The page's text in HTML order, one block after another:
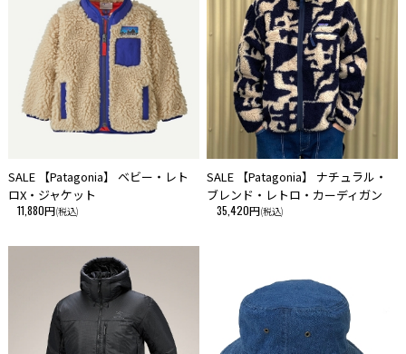
SALE 【Patagonia】 ベビー・レト
ロX・ジャケット
11,880円(税込)
SALE 【Patagonia】 ナチュラル・
ブレンド・レトロ・カーディガン
35,420円(税込)